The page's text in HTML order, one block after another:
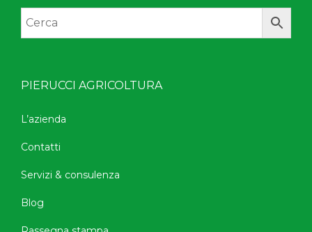
PIERUCCI AGRICOLTURA
L’azienda
Contatti
Servizi & consulenza
Blog